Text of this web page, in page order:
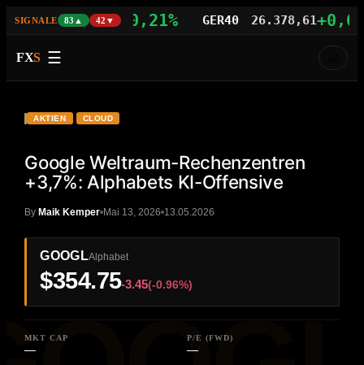
SIGNALE 83▲ 42▼
29.851,45+0,21% GER40 26.378,61+0,06%
FXS ☰
AKTIEN CLOUD
Google Weltraum-Rechenzentren
+3,7%: Alphabets KI-Offensive
ByMaik Kemper Mai 13, 2026 13.05.2026
GOOGLAlphabet
$354.75-3.45(-0.96%)
MKT CAP
—
P/E (FWD)
—